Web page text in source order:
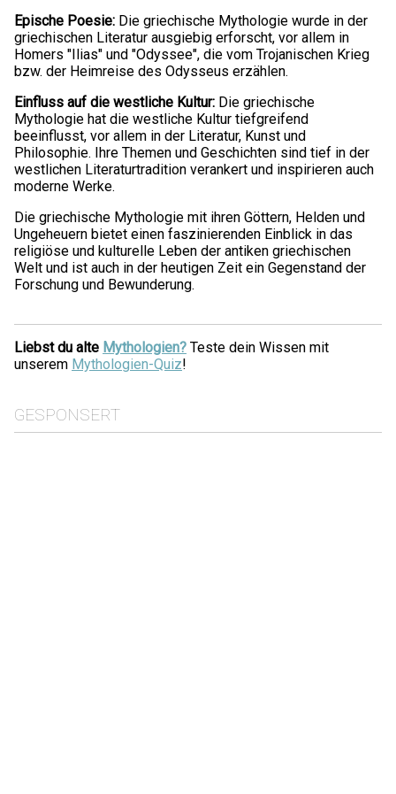
Epische Poesie: Die griechische Mythologie wurde in der
griechischen Literatur ausgiebig erforscht, vor allem in
Homers "Ilias" und "Odyssee", die vom Trojanischen Krieg
bzw. der Heimreise des Odysseus erzählen.
Einfluss auf die westliche Kultur: Die griechische
Mythologie hat die westliche Kultur tiefgreifend
beeinflusst, vor allem in der Literatur, Kunst und
Philosophie. Ihre Themen und Geschichten sind tief in der
westlichen Literaturtradition verankert und inspirieren auch
moderne Werke.
Die griechische Mythologie mit ihren Göttern, Helden und
Ungeheuern bietet einen faszinierenden Einblick in das
religiöse und kulturelle Leben der antiken griechischen
Welt und ist auch in der heutigen Zeit ein Gegenstand der
Forschung und Bewunderung.
Liebst du alte Mythologien? Teste dein Wissen mit
unserem Mythologien-Quiz!
GESPONSERT